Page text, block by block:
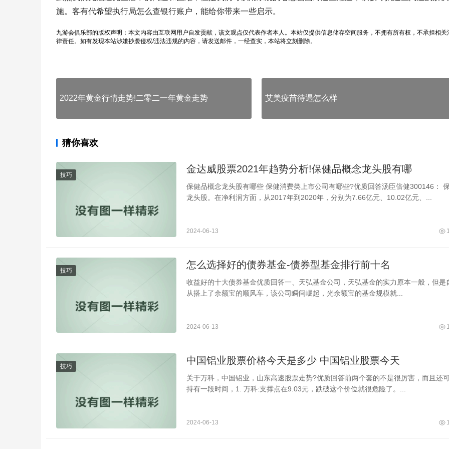
施。客有代希望执行局怎么查银行账户，能给你带来一些启示。
九游会俱乐部的版权声明：本文内容由互联网用户自发贡献，该文观点仅代表作者本人。本站仅提供信息储存空间服务，不拥有所有权，不承担相关
律责任。如有发现本站涉嫌抄袭侵权/违法违规的内容，请发送邮件，一经查实，本站将立刻删除。
2022年黄金行情走势!二零二一年黄金走势 艾美疫苗待遇怎么样
猜你喜欢
技巧
金达威股票2021年趋势分析!保健品概念龙头股有哪
保健品概念龙头股有哪些 保健消费类上市公司有哪些?优质回答汤臣倍健300146：
龙头股。在净利润方面，从2017年到2020年，分别为7.66亿元、10.02亿元、...
2024-06-13
技巧
怎么选择好的债券基金-债券型基金排行前十名
收益好的十大债券基金优质回答一、天弘基金公司，天弘基金的实力原本一般，但是
从搭上了余额宝的顺风车，该公司瞬间崛起，光余额宝的基金规模就...
2024-06-13
技巧
中国铝业股票价格今天是多少 中国铝业股票今天
关于万科，中国铝业，山东高速股票走势?优质回答前两个套的不是很厉害，而且还
持有一段时间，1. 万科:支撑点在9.03元，跌破这个价位就很危险了。...
2024-06-13